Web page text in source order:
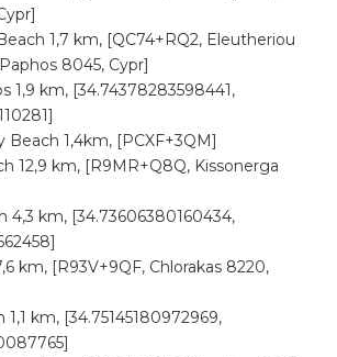
1,7 km, [QC74+RQ2, Eleutheriou
8045, Cypr]
1,9 km, [34.74378283598441,
Beach 1,4km, [PCXF+3QM]
12,9 km, [R9MR+Q8Q, Kissonerga
4,3 km, [34.73606380160434,
km, [R93V+9QF, Chlorakas 8220,
1,1 km, [34.75145180972969,